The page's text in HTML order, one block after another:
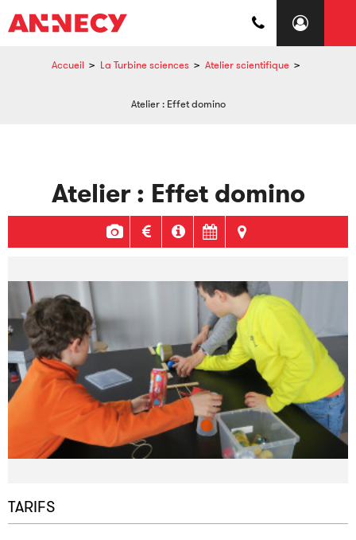
Accueil > La Turbine sciences > Atelier scientifique >
Atelier : Effet domino
Atelier : Effet domino
TARIFS